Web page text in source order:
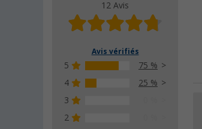
12 Avis
Avis vérifiés
5
75 %
4
25 %
3
2